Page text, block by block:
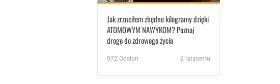
Jak zrzuciłem zbędne kilogramy dzięki
ATOMOWYM NAWYKOM? Poznaj
drogę do zdrowego życia
972 Odsłon 2 latatemu